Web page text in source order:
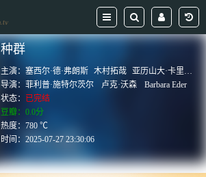
种群
主演：塞西尔·德·弗朗斯 木村拓哉 亚历山大·卡里姆
导演：菲利普·施特尔茨尔 卢克·沃森
Barbara Eder
状态： 已完结
豆瓣：0.0分
热度：780 ℃
时间：2025-07-27 23:30:06